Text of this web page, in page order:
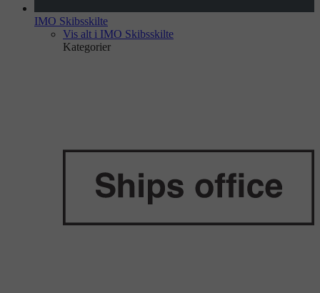
IMO Skibsskilte
Vis alt i IMO Skibsskilte
Kategorier